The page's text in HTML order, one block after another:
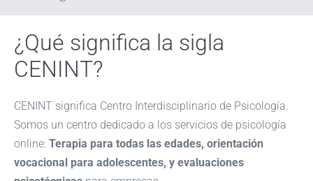
¿Qué significa la sigla
CENINT?
CENINT significa Centro Interdisciplinario de Psicología.
Somos un centro dedicado a los servicios de psicología
online: Terapia para todas las edades, orientación
vocacional para adolescentes, y evaluaciones